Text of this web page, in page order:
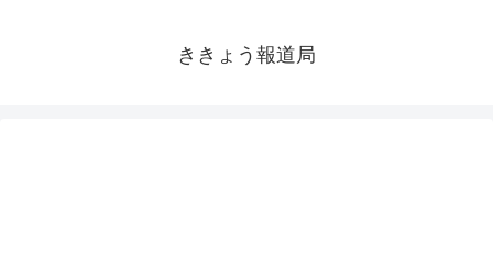
ききょう報道局